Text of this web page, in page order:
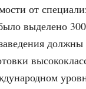
от
выделено